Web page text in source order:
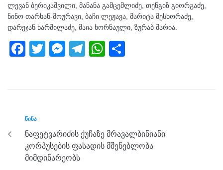
ლევან ბერიკაშვილი, მანანა გამცემლიძე, თენგიზ გიორგაძე,
ნინო თარხან-მოურავი, ბაჩი ლეჟავა, მარიტა მესხორაძე,
დარეჯან ხარშილაძე, მაია ხორნაული, ზურაბ შარია.
F
b
o
o
k
T
M
g
er
T
m
W
p
p
ᲬᲘᲜᲐ
ნაფეტვარიძის ქუჩაზე მრავალბინიანი
კორპუსების ფასადის მშენებლობა
მიმდინარეობს